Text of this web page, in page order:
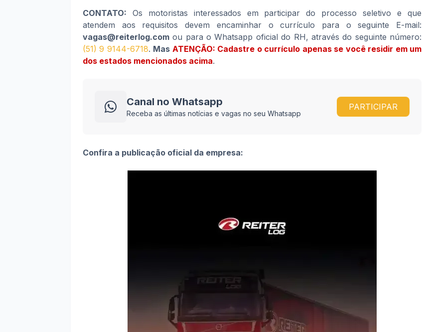
CONTATO: Os motoristas interessados em participar do processo seletivo e que
atendem aos requisitos devem encaminhar o currículo para o seguinte E-mail:
vagas@reiterlog.com ou para o Whatsapp oficial do RH, através do seguinte número:
(51) 9 9144-6718. Mas ATENÇÃO: Cadastre o currículo apenas se você residir em um
dos estados mencionados acima.
Canal no Whatsapp
Receba as últimas notícias e vagas no seu Whatsapp
PARTICIPAR
Confira a publicação oficial da empresa: